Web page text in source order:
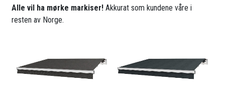
Alle vil ha mørke markiser! Akkurat som kundene våre i
resten av Norge.